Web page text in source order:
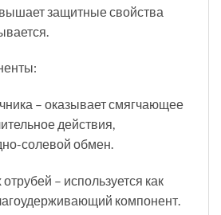
защитные свойства
– оказывает смягчающее
действия,
солевой обмен.
– используется как
компонент.